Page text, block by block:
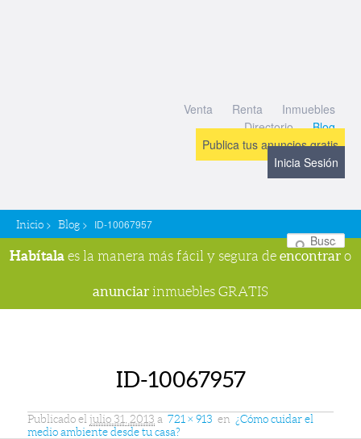
Venta Renta
Inmuebles
Directorio
Blog
Publica tus anuncios gratis
Inicia Sesión
Inicio > Blog > ID-10067957
Habítala es la manera más fácil y segura de encontrar o
anunciar inmuebles GRATIS
ID-10067957
Publicado el julio 31, 2013 a 721 × 913 en ¿Cómo cuidar el
medio ambiente desde tu casa?